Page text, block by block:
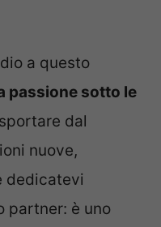
a questo
passione sotto le
dal
nuove,
dedicatevi
partner: è uno